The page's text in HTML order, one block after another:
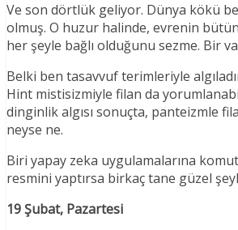
Ve son dörtlük geliyor. Dünya kökü
olmuş. O huzur halinde, evrenin
her şeyle bağlı olduğunu sezme. Bir
Belki ben tasavvuf terimleriyle
Hint mistisizmiyle filan da
dinginlik algısı sonuçta, panteizmle
neyse ne.
Biri yapay zeka uygulamalarına
resmini yaptırsa birkaç tane güzel
19 Şubat, Pazartesi